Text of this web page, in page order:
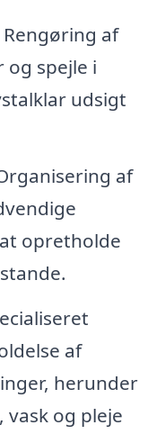
Rengøring af
og spejle i
udsigt
af
opretholde
af
herunder
og pleje